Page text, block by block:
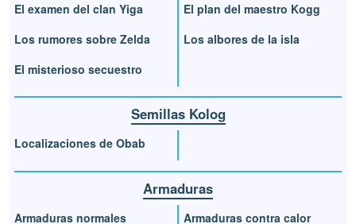
El examen del clan Yiga
Los rumores sobre Zelda
El misterioso secuestro
El plan del maestro Kogg
Los albores de la isla
Semillas Kolog
Localizaciones de Obab
Armaduras
Armaduras normales
Armaduras contra calor